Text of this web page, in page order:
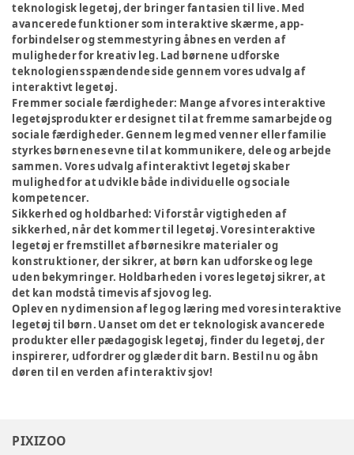
teknologisk legetøj, der bringer fantasien til live. Med
avancerede funktioner som interaktive skærme, app-
forbindelser og stemmestyring åbnes en verden af
muligheder for kreativ leg. Lad børnene udforske
teknologiens spændende side gennem vores udvalg af
interaktivt legetøj.
Fremmer sociale færdigheder: Mange af vores interaktive
legetøjsprodukter er designet til at fremme samarbejde og
sociale færdigheder. Gennem leg med venner eller familie
styrkes børnenes evne til at kommunikere, dele og arbejde
sammen. Vores udvalg af interaktivt legetøj skaber
mulighed for at udvikle både individuelle og sociale
kompetencer.
Sikkerhed og holdbarhed: Vi forstår vigtigheden af
sikkerhed, når det kommer til legetøj. Vores interaktive
legetøj er fremstillet af børnesikre materialer og
konstruktioner, der sikrer, at børn kan udforske og lege
uden bekymringer. Holdbarheden i vores legetøj sikrer, at
det kan modstå timevis af sjov og leg.
Oplev en ny dimension af leg og læring med vores interaktive
legetøj til børn. Uanset om det er teknologisk avancerede
produkter eller pædagogisk legetøj, finder du legetøj, der
inspirerer, udfordrer og glæder dit barn. Bestil nu og åbn
døren til en verden af interaktiv sjov!
PIXIZOO